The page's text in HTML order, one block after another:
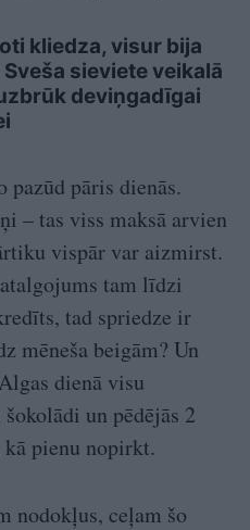
kliedza, visur bija
Sveša sieviete veikalā
deviņgadīgai
pāris dienās.
– tas viss maksā arvien
vispār var aizmirst.
tam līdzi
tad spriedze ir
mēneša beigām? Un
dienā visu
un pēdējās 2
pienu nopirkt.
nodokļus, ceļam šo